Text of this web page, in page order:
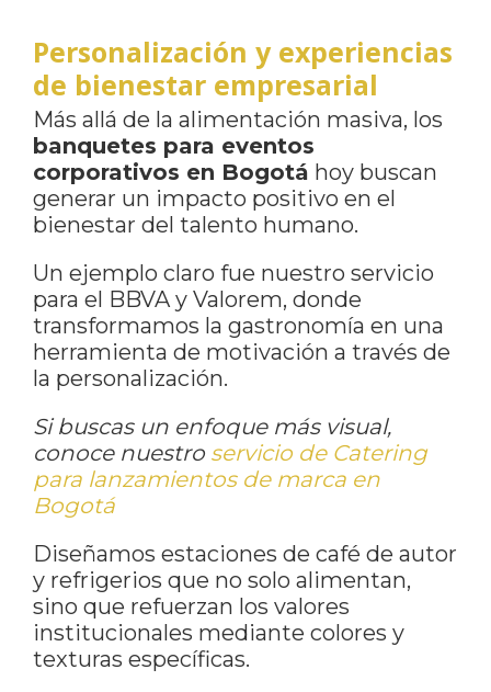
Personalización y experiencias
de bienestar empresarial
Más allá de la alimentación masiva, los
banquetes para eventos
corporativos en Bogotá hoy buscan
generar un impacto positivo en el
bienestar del talento humano.
Un ejemplo claro fue nuestro servicio
para el BBVA y Valorem, donde
transformamos la gastronomía en una
herramienta de motivación a través de
la personalización.
Si buscas un enfoque más visual,
conoce nuestro servicio de Catering
para lanzamientos de marca en
Bogotá
Diseñamos estaciones de café de autor
y refrigerios que no solo alimentan,
sino que refuerzan los valores
institucionales mediante colores y
texturas específicas.